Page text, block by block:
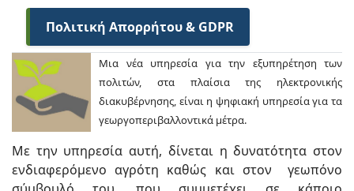
Πολιτική Απορρήτου & GDPR
Μια νέα υπηρεσία για την εξυπηρέτηση των
πολιτών, στα πλαίσια της ηλεκτρονικής
διακυβέρνησης, είναι η ψηφιακή υπηρεσία για τα
γεωργοπεριβαλλοντικά μέτρα.
Με την υπηρεσία αυτή, δίνεται η δυνατότητα στον
ενδιαφερόμενο αγρότη καθώς και στον γεωπόνο